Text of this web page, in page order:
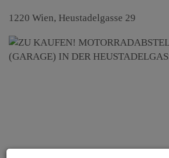
1220 Wien, Heustadelgasse 29